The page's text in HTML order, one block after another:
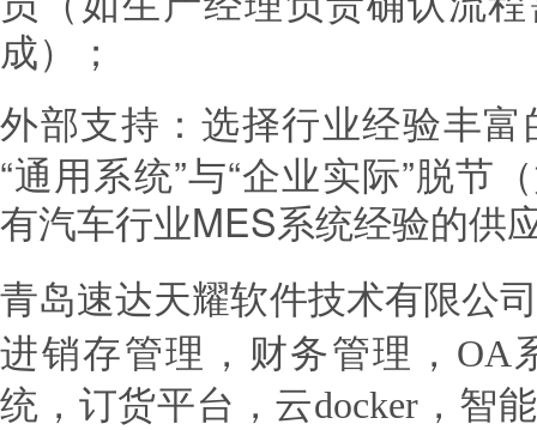
成）；
外部支持：选择行业经验丰富
“通用系统”与“企业实际”脱节
有汽车行业MES系统经验的供
青岛速达天耀软件技术有限公
进销存管理，财务管理，OA
统，订货平台，云docker，智